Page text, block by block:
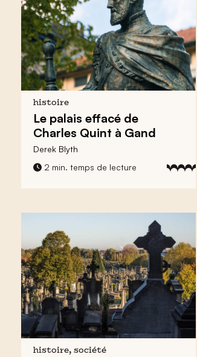
histoire
Le palais effacé de
Charles Quint à Gand
Derek Blyth
2 min. temps de lecture
histoire, société